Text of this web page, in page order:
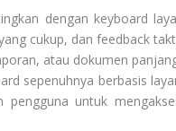
dengan keyboard
cukup, dan feedback
atau dokumen
sepenuhnya berbasis
untuk